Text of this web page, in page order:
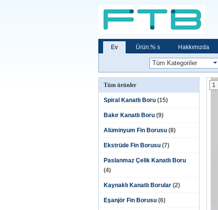
Ev Ürün:% s Hakkımızda
Tüm ürünler
Spiral Kanatlı Boru (15)
Bakır Kanatlı Boru (9)
Alüminyum Fin Borusu (8)
Ekstrüde Fin Borusu (7)
Paslanmaz Çelik Kanatlı Boru
(4)
Kaynaklı Kanatlı Borular (2)
Eşanjör Fin Borusu (6)
1